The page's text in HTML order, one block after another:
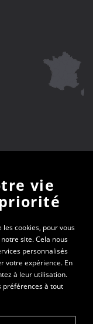
vous recevrez
vie
cookies, pour vous
site. Cela nous
personnalisés
votre expérience. En
à leur utilisation.
préférences à tout